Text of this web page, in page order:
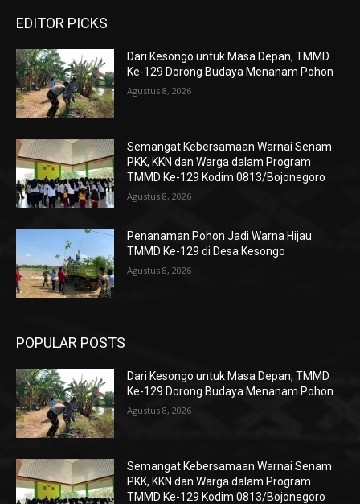
EDITOR PICKS
Dari Kesongo untuk Masa Depan, TMMD
Ke-129 Dorong Budaya Menanam Pohon
Agustus 8, 2026
Semangat Kebersamaan Warnai Senam
PKK, KKN dan Warga dalam Program
TMMD Ke-129 Kodim 0813/Bojonegoro
Agustus 8, 2026
Penanaman Pohon Jadi Warna Hijau
TMMD Ke-129 di Desa Kesongo
Agustus 8, 2026
POPULAR POSTS
Dari Kesongo untuk Masa Depan, TMMD
Ke-129 Dorong Budaya Menanam Pohon
Agustus 8, 2026
Semangat Kebersamaan Warnai Senam
PKK, KKN dan Warga dalam Program
TMMD Ke-129 Kodim 0813/Bojonegoro